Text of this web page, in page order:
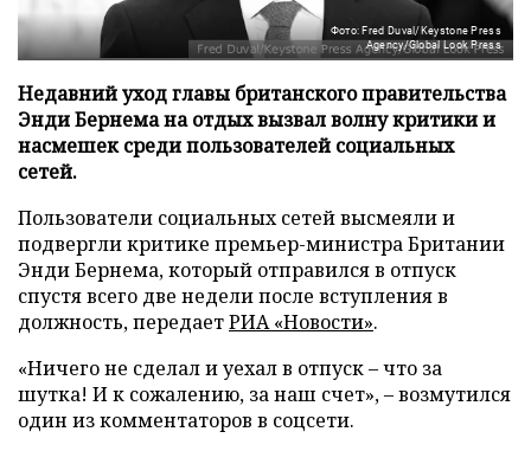
Фото: Fred Duval/Keystone Press
Agency/Global Look Press
Недавний уход главы британского правительства
Энди Бернема на отдых вызвал волну критики и
насмешек среди пользователей социальных
сетей.
Пользователи социальных сетей высмеяли и
подвергли критике премьер-министра Британии
Энди Бернема, который отправился в отпуск
спустя всего две недели после вступления в
должность, передаетРИА «Новости».
«Ничего не сделал и уехал в отпуск – что за
шутка! И к сожалению, за наш счет», – возмутился
один из комментаторов в соцсети.